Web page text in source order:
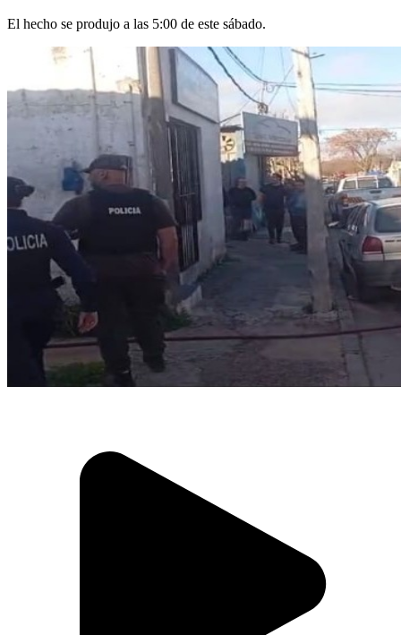
El hecho se produjo a las 5:00 de este sábado.